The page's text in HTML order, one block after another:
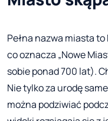
Pełna nazwa miasta
co oznacza „Nowe
sobie ponad 700 lat).
Nie tylko za urodę
można podziwiać